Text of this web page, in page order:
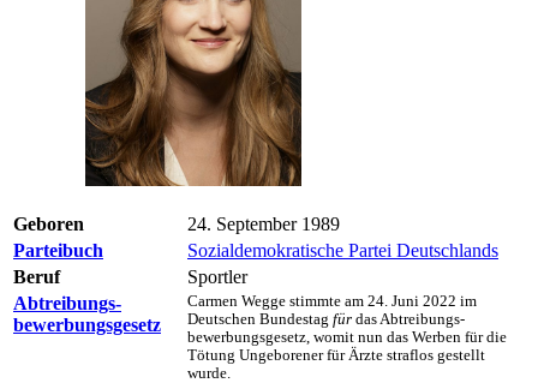
Geboren
24. September 1989
Parteibuch
Sozialdemokratische Partei Deutschlands
Beruf
Sportler
Abtreibungs­
bewerbungs­gesetz
Carmen Wegge stimmte am 24. Juni 2022 im
Deutschen Bundes­tag für das Abtreibungs­
bewerbungs­gesetz, womit nun das Werben für die
Tötung Ungeborener für Ärzte straflos gestellt
wurde.